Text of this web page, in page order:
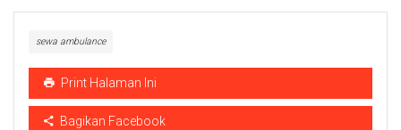
sewa ambulance
Print Halaman Ini
Bagikan Facebook